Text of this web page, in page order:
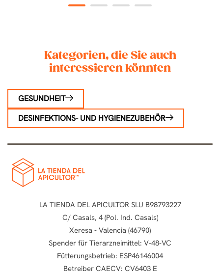
1 2 3 4
Kategorien, die Sie auch
interessieren könnten
GESUNDHEIT
DESINFEKTIONS- UND HYGIENEZUBEHÖR
LA TIENDA DEL APICULTOR SLU B98793227
C/ Casals, 4 (Pol. Ind. Casals)
Xeresa - Valencia (46790)
Spender für Tierarzneimittel: V-48-VC
Fütterungsbetrieb: ESP46146004
Betreiber CAECV: CV6403 E